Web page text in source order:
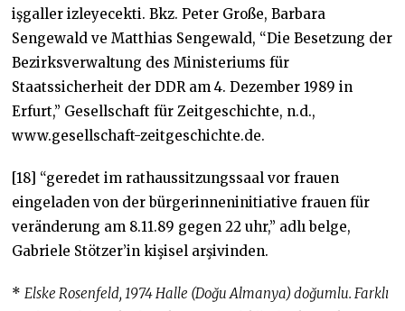
işgaller izleyecekti. Bkz. Peter Große, Barbara
Sengewald ve Matthias Sengewald, “Die Besetzung der
Bezirksverwaltung des Ministeriums für
Staatssicherheit der DDR am 4. Dezember 1989 in
Erfurt,” Gesellschaft für Zeitgeschichte, n.d.,
www.gesellschaft-zeitgeschichte.de.
[18] “geredet im rathaussitzungssaal vor frauen
eingeladen von der bürgerinneninitiative frauen für
veränderung am 8.11.89 gegen 22 uhr,” adlı belge,
Gabriele Stötzer’in kişisel arşivinden.
*Elske Rosenfeld, 1974 Halle (Doğu Almanya) doğumlu. Farklı